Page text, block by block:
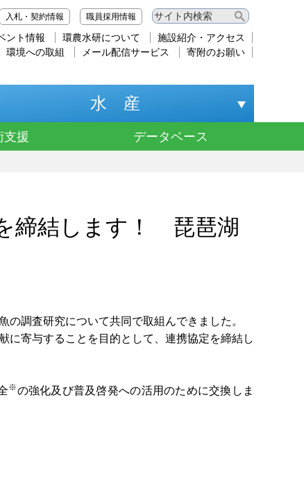
入札・契約情報 職員採用情報
ント情報 環農水研について
施設紹介・アクセス
環境への取組 メール配信サービス 寄附のお願い
水 産
支援 データベース
締結します！ 琵琶湖
調査研究について共同で取組んできました。
に寄与することを目的として、連携協定を締結し
※の強化及び普及啓発への活用のために交換しま